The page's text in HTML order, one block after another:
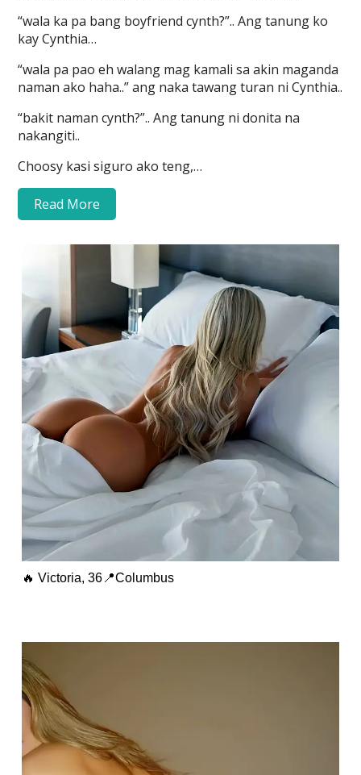
“wala ka pa bang boyfriend cynth?”.. Ang tanung ko
kay Cynthia…
“wala pa pao eh walang mag kamali sa akin maganda
naman ako haha..” ang naka tawang turan ni Cynthia..
“bakit naman cynth?”.. Ang tanung ni donita na
nakangiti..
Choosy kasi siguro ako teng,…
Read More
🔥 Victoria, 36📍Columbus